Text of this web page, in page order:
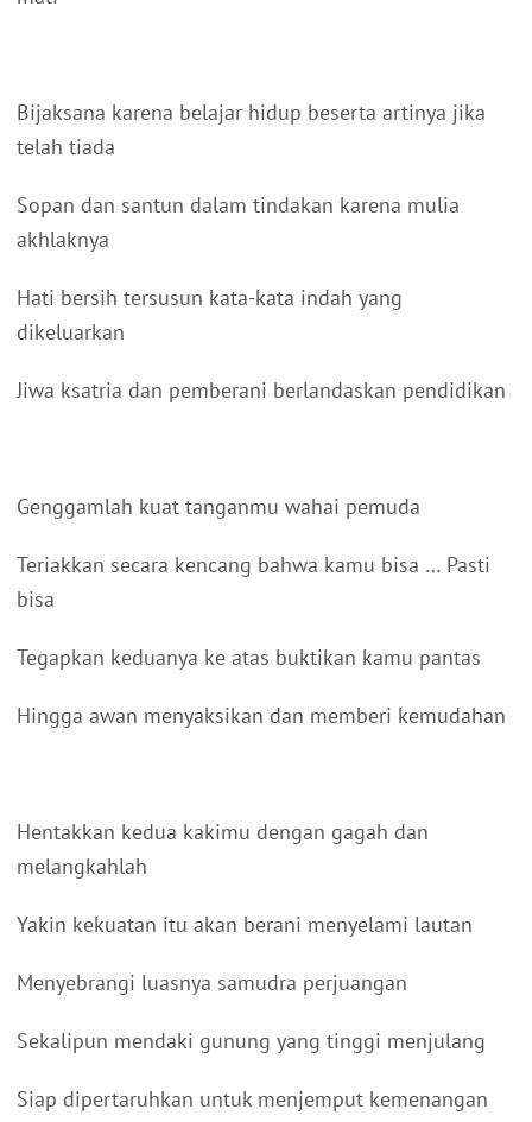
Bijaksana karena belajar hidup beserta artinya jika
telah tiada
Sopan dan santun dalam tindakan karena mulia
akhlaknya
Hati bersih tersusun kata-kata indah yang
dikeluarkan
Jiwa ksatria dan pemberani berlandaskan pendidikan
Genggamlah kuat tanganmu wahai pemuda
Teriakkan secara kencang bahwa kamu bisa … Pasti
bisa
Tegapkan keduanya ke atas buktikan kamu pantas
Hingga awan menyaksikan dan memberi kemudahan
Hentakkan kedua kakimu dengan gagah dan
melangkahlah
Yakin kekuatan itu akan berani menyelami lautan
Menyebrangi luasnya samudra perjuangan
Sekalipun mendaki gunung yang tinggi menjulang
Siap dipertaruhkan untuk menjemput kemenangan